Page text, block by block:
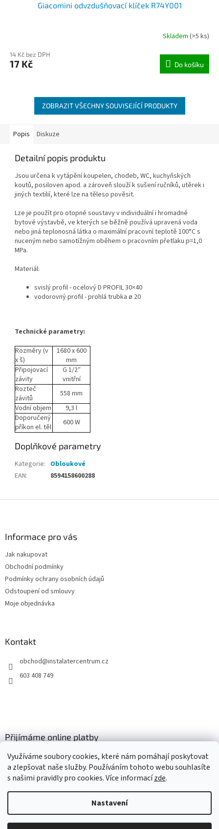
Využíváme soubory cookies, které nám pomáhají poskytovat
a zlepšovat naše služby. Používáním tohoto webu souhlasíte
s našimi pravidly pro cookies. Více informacízde.
Nastavení
Giacomini odvzdušňovací klíček R74Y001
Skladem (>5 ks)
14 Kč bez DPH
17 Kč Do košíku
ZOBRAZIT VŠECHNY SOUVISEJÍCÍ PRODUKTY
Popis Diskuze
Detailní popis produktu
Jsou určena k vytápění koupelen, chodeb, WC, kuchyňských
koutů, posiloven apod. a zároveň slouží k sušení ručníků, utěrek i
jiných textilií, které lze na těleso pověsit.
Lze je použít pro otopné soustavy v individuální i hromadné
bytové výstavbě, ve kterých se běžně používá upravená voda
nebo jiná teplonosná látka o maximální pracovní teplotě 100°C s
nuceným nebo samotížným oběhem o pracovním přetlaku p=1,0
MPa.
Materiál:
svislý profil - ocelový D PROFIL 30×40
vodorovný profil - prohlá trubka ø 20
Technické parametry:
Rozměry (v
x š)
1680 x 600
mm
Připojovací
závity
G 1/2″
vnitřní
Rozteč
závitů
558 mm
Vodní objem
9,3 l
Doporučený
příkon el. těl
600 W
Doplňkové parametry
Kategorie: Obloukové
EAN: 8594158600288
Informace pro vás
Jak nakupovat
Obchodní podmínky
Podmínky ochrany osobních údajů
Odstoupení od smlouvy
Moje objednávka
Kontakt
obchod@instalatercentrum.cz
603 408 749
Přijímáme online platby
Vytvořil Shoptet